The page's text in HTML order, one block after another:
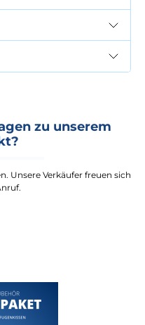
zu unserem
Unsere Verkäufer freuen sich